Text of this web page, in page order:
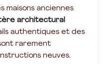
maisons anciennes
architectural
authentiques et des
rarement
neuves.